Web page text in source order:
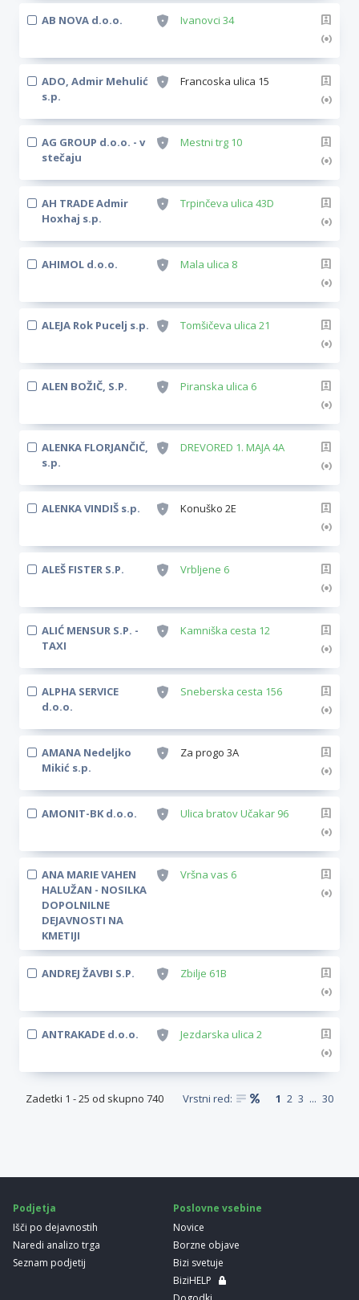
AB NOVA d.o.o. Ivanovci 34
ADO, Admir Mehulić
s.p.
Francoska ulica 15
AG GROUP d.o.o. - v
stečaju
Mestni trg 10
AH TRADE Admir
Hoxhaj s.p.
Trpinčeva ulica 43D
AHIMOL d.o.o. Mala ulica 8
ALEJA Rok Pucelj s.p. Tomšičeva ulica 21
ALEN BOŽIČ, S.P. Piranska ulica 6
ALENKA FLORJANČIČ,
s.p.
DREVORED 1. MAJA 4A
ALENKA VINDIŠ s.p. Konuško 2E
ALEŠ FISTER S.P. Vrbljene 6
ALIĆ MENSUR S.P. -
TAXI
Kamniška cesta 12
ALPHA SERVICE
d.o.o.
Sneberska cesta 156
AMANA Nedeljko
Mikić s.p.
Za progo 3A
AMONIT-BK d.o.o. Ulica bratov Učakar 96
ANA MARIE VAHEN
HALUŽAN - NOSILKA
DOPOLNILNE
DEJAVNOSTI NA
KMETIJI
Vršna vas 6
ANDREJ ŽAVBI S.P. Zbilje 61B
ANTRAKADE d.o.o. Jezdarska ulica 2
Zadetki 1 -25 od skupno 740 Vrstni red: 1 2 3 ... 30
Podjetja
Išči po dejavnostih
Naredi analizo trga
Seznam podjetij
Poslovne vsebine
Novice
Borzne objave
Bizi svetuje
BiziHELP